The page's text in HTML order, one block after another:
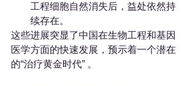
工程细胞自然消失后，益处依然持
续存在。
这些进展突显了中国在生物工程和基因
医学方面的快速发展，预示着一个潜在
的“治疗黄金时代” 。